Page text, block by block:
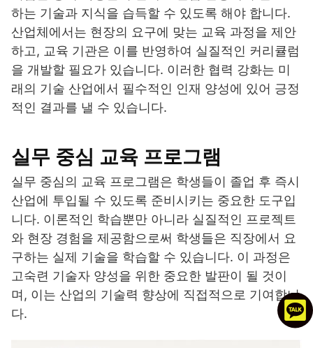
하는 기술과 지식을 습득할 수 있도록 해야 합니다.
산업체에서는 현장의 요구에 맞는 교육 과정을 제안
하고, 교육 기관은 이를 반영하여 실질적인 커리큘럼
을 개발할 필요가 있습니다. 이러한 협력 강화는 미
래의 기술 산업에서 필수적인 인재 양성에 있어 긍정
적인 결과를 낼 수 있습니다.
실무 중심 교육 프로그램
실무 중심의 교육 프로그램은 학생들이 졸업 후 즉시
산업에 투입될 수 있도록 준비시키는 중요한 도구입
니다. 이론적인 학습뿐만 아니라 실질적인 프로젝트
와 현장 경험을 제공함으로써 학생들은 직장에서 요
구하는 실제 기술을 학습할 수 있습니다. 이 과정은
고숙련 기술자 양성을 위한 중요한 발판이 될 것이
며, 이는 산업의 기술력 향상에 직접적으로 기여합니
다.